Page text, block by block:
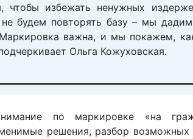
чтобы избежать ненужных
будем повторять базу – мы
важна, и мы покажем,
Ольга Кожуховская.
по маркировке «на
решения, разбор